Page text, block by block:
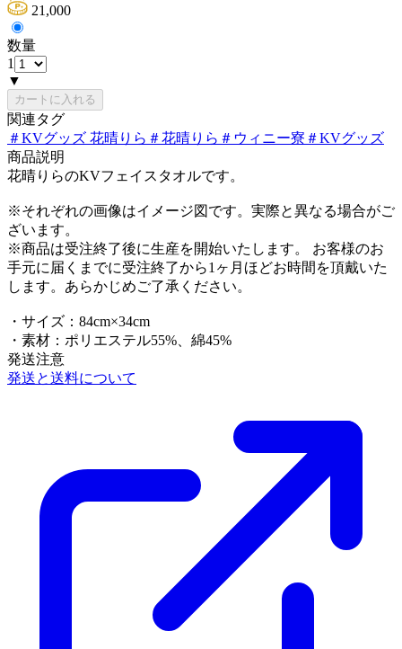
21,000
数量
1
▼
カートに入れる
関連タグ
＃KVグッズ 花晴りら ＃花晴りら ＃ ウィニー寮 ＃KVグッズ
商品説明
花晴りらのKVフェイスタオルです。
※それぞれの画像はイメージ図です。実際と異なる場合がご
ざいます。
※商品は受注終了後に生産を開始いたします。 お客様のお
手元に届くまでに受注終了から1ヶ月ほどお時間を頂戴いた
します。あらかじめご了承ください。
・サイズ：84cm×34cm
・素材：ポリエステル55%、綿45%
発送注意
発送と送料について